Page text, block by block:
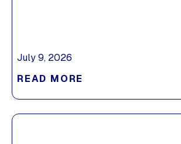
July 9, 2026
READ MORE